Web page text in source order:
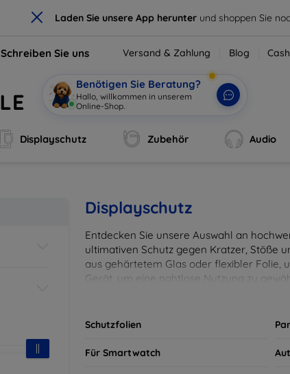
× Laden Sie unsere App herunter und shoppen Sie
Schreiben Sie uns Versand & Zahlung Blog
Benötigen Sie Beratung?
Hallo, willko|
Displayschutz Zubehör Audio
Displayschutz
Entdecken Sie unsere Auswahl an
ultimativen Schutz gegen Kratzer, Stöße
aus gehärtetem Glas oder flexibler Folie,
Gerät, um eine nahtlose Nutzung zu
Schutzfolien
Für Smartwatch